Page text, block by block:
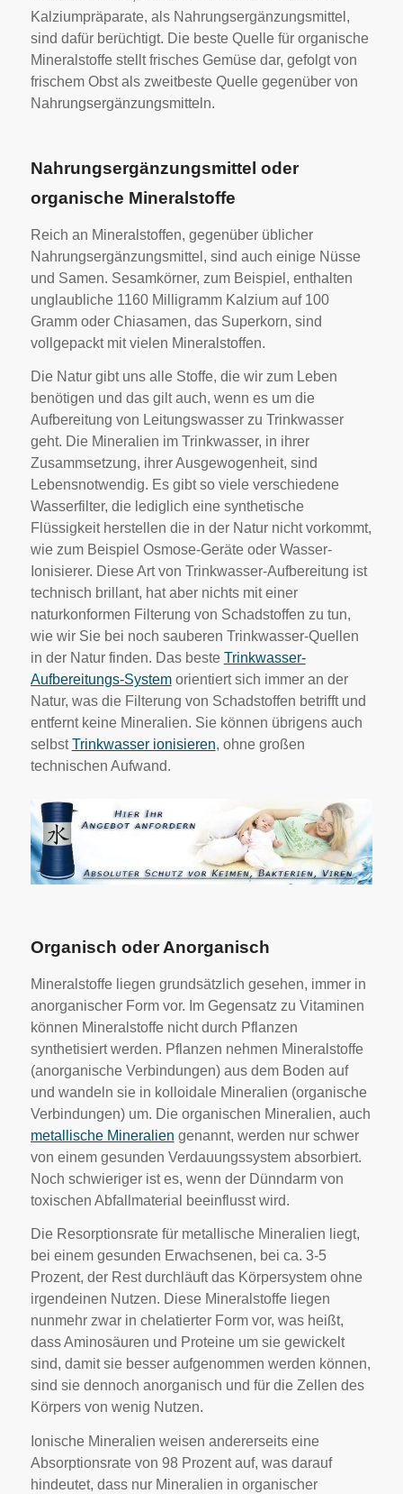
Kalziumpräparate, als Nahrungsergänzungsmittel,
sind dafür berüchtigt. Die beste Quelle für organische
Mineralstoffe stellt frisches Gemüse dar, gefolgt von
frischem Obst als zweitbeste Quelle gegenüber von
Nahrungsergänzungsmitteln.
Nahrungsergänzungsmittel oder
organische Mineralstoffe
Reich an Mineralstoffen, gegenüber üblicher
Nahrungsergänzungsmittel, sind auch einige Nüsse
und Samen. Sesamkörner, zum Beispiel, enthalten
unglaubliche 1160 Milligramm Kalzium auf 100
Gramm oder Chiasamen, das Superkorn, sind
vollgepackt mit vielen Mineralstoffen.
Die Natur gibt uns alle Stoffe, die wir zum Leben
benötigen und das gilt auch, wenn es um die
Aufbereitung von Leitungswasser zu Trinkwasser
geht. Die Mineralien im Trinkwasser, in ihrer
Zusammsetzung, ihrer Ausgewogenheit, sind
Lebensnotwendig. Es gibt so viele verschiedene
Wasserfilter, die lediglich eine synthetische
Flüssigkeit herstellen die in der Natur nicht vorkommt,
wie zum Beispiel Osmose-Geräte oder Wasser-
Ionisierer. Diese Art von Trinkwasser-Aufbereitung ist
technisch brillant, hat aber nichts mit einer
naturkonformen Filterung von Schadstoffen zu tun,
wie wir Sie bei noch sauberen Trinkwasser-Quellen
in der Natur finden. Das beste Trinkwasser-
Aufbereitungs-Systemorientiert sich immer an der
Natur, was die Filterung von Schadstoffen betrifft und
entfernt keine Mineralien. Sie können übrigens auch
selbstTrinkwasser ionisieren, ohne großen
technischen Aufwand.
Organisch oder Anorganisch
Mineralstoffe liegen grundsätzlich gesehen, immer in
anorganischer Form vor. Im Gegensatz zu Vitaminen
können Mineralstoffe nicht durch Pflanzen
synthetisiert werden. Pflanzen nehmen Mineralstoffe
(anorganische Verbindungen) aus dem Boden auf
und wandeln sie in kolloidale Mineralien (organische
Verbindungen) um. Die organischen Mineralien, auch
metallische Mineralien genannt, werden nur schwer
von einem gesunden Verdauungssystem absorbiert.
Noch schwieriger ist es, wenn der Dünndarm von
toxischen Abfallmaterial beeinflusst wird.
Die Resorptionsrate für metallische Mineralien liegt,
bei einem gesunden Erwachsenen, bei ca. 3-5
Prozent, der Rest durchläuft das Körpersystem ohne
irgendeinen Nutzen. Diese Mineralstoffe liegen
nunmehr zwar in chelatierter Form vor, was heißt,
dass Aminosäuren und Proteine um sie gewickelt
sind, damit sie besser aufgenommen werden können,
sind sie dennoch anorganisch und für die Zellen des
Körpers von wenig Nutzen.
Ionische Mineralien weisen andererseits eine
Absorptionsrate von 98 Prozent auf, was darauf
hindeutet, dass nur Mineralien in organischer